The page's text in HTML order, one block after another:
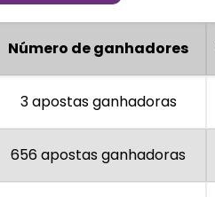
Número de ganhadores
3 apostas ganhadoras
656 apostas ganhadoras